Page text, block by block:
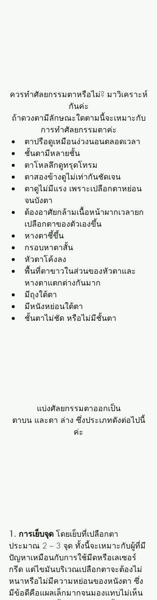
ควรทำศัลยกรรมตาหรือไม่? มาวิเคราะห์
กันค่ะ
ถ้าดวงตามีลักษณะใดตามนี้จะเหมาะกับ
การทำศัลยกรรมตาค่ะ
ตาปรือดูเหมือนง่วงนอนตลอดเวลา
ชั้นตามีหลายชั้น
ตาโหลลึกดูทรุดโทรม
ตาสองข้างดูไม่เท่ากันชัดเจน
ตาดูไม่มีแรง เพราะเปลือกตาหย่อน
จนบังตา
ต้องอาศัยกล้ามเนื้อหน้าผากเวลายก
เปลือกตาของตัวเองขึ้น
หางตาชึ้ขึ้น
กรอบหาตาสั้น
หัวตาโค้งลง
พื้นที่ตาขาวในส่วนของหัวตาและ
หางตาแตกต่างกันมาก
มีถุงใต้ตา
มีหนังหย่อนใต้ตา
ชั้นตาไม่ชัด หรือไม่มีชั้นตา
แบ่งศัลยกรรมตาออกเป็น
ตาบน และตา ล่าง ซึ่งประเภทดังต่อไปนี้
ค่ะ
1. การเย็บจุด โดยเย็บที่เปลือกตา
ประมาณ 2 – 3 จุด ทั้งนี้จะเหมาะกับผู้ที่มี
ปัญหาเหมือนกับการใช้มีดหรือเลเซอร์
กรีด แต่ไขมันบริเวณเปลือกตาจะต้องไม่
หนาหรือไม่มีความหย่อนของหนังตา ซึ่ง
มีข้อดีคือแผลเล็กมากจนมองแทบไม่เห็น